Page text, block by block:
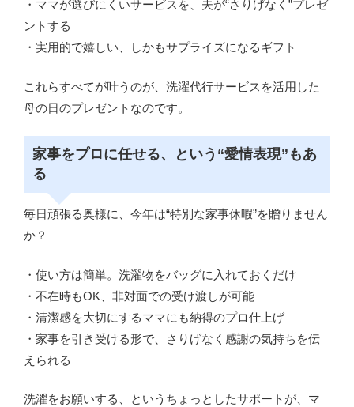
・ママが選びにくいサービスを、夫が“さりげなく”プレゼ
ントする
・実用的で嬉しい、しかもサプライズになるギフト
これらすべてが叶うのが、洗濯代行サービスを活用した
母の日のプレゼントなのです。
家事をプロに任せる、という“愛情表現”もあ
る
毎日頑張る奥様に、今年は“特別な家事休暇”を贈りません
か？
・使い方は簡単。洗濯物をバッグに入れておくだけ
・不在時もOK、非対面での受け渡しが可能
・清潔感を大切にするママにも納得のプロ仕上げ
・家事を引き受ける形で、さりげなく感謝の気持ちを伝
えられる
洗濯をお願いする、というちょっとしたサポートが、マ